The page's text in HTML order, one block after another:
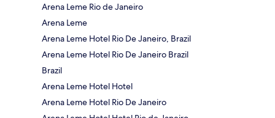
Arena Leme Rio de Janeiro
Arena Leme
Arena Leme Hotel Rio De Janeiro, Brazil
Arena Leme Hotel Rio De Janeiro Brazil
Brazil
Arena Leme Hotel Hotel
Arena Leme Hotel Rio De Janeiro